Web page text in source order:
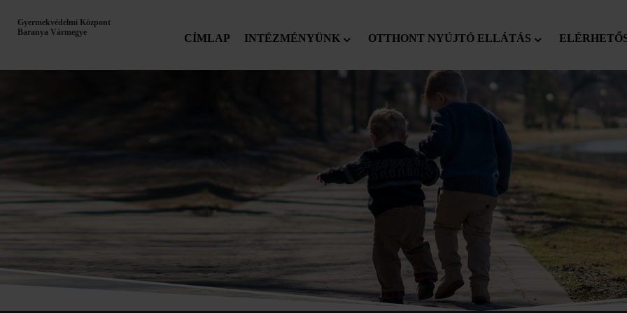
Gyermekvédelmi Központ
Baranya Vármegye
CÍMLAP INTÉZMÉNYÜNK OTTHONT NYÚJTÓ ELLÁTÁS